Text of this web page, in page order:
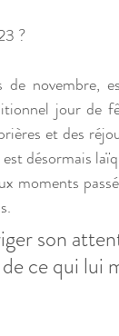
?
novembre,
jour de
et des
désormais
moments
son
ce qui lui